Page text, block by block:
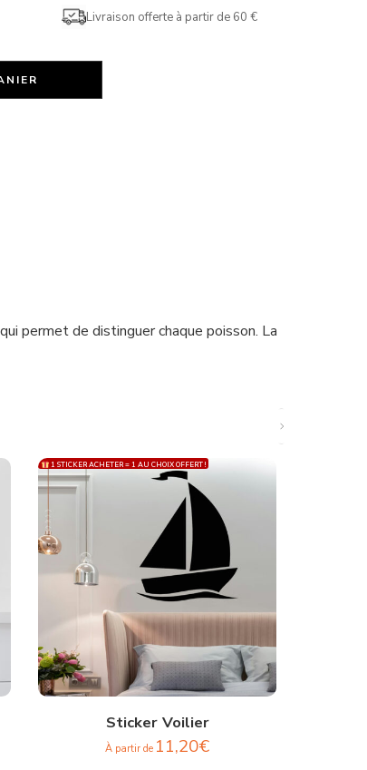
Livraison offerte à partir de 60 €
permet de distinguer chaque poisson. La
1 STICKER ACHETER = 1 AU CHOIX OFFERT !
Sticker Voilier
À partir de 11,20€